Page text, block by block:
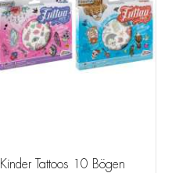
Kinder Tattoos 10 Bögen